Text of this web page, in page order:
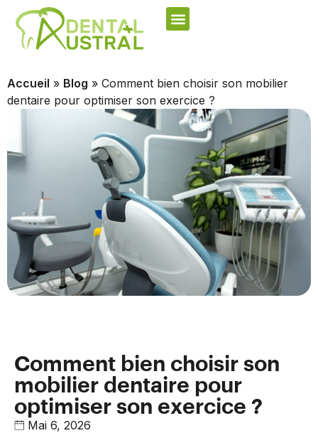
Accueil » Blog » Comment bien choisir son mobilier
dentaire pour optimiser son exercice ?
Comment bien choisir son
mobilier dentaire pour
optimiser son exercice ?
Mai 6, 2026